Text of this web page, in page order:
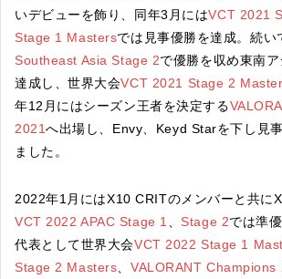
いデビューを飾り、同年3月にはVCT 2021
Stage 1 Mastersでは見事優勝を達成。続い
Southeast Asia Stage 2で優勝を収め東南
達成し、世界大会VCT 2021 Stage 2
年12月にはシーズン王者を決定する
2021へ出場し、Envy、Keyd Starを下し見
ました。
2022年1月にはX10 CRITのメンバーと共に
VCT 2022 APAC Stage 1
Stage 2では準
代表として世界大会VCT 2022 Stage 1
Stage 2 Masters
VALORANT Champions